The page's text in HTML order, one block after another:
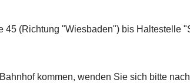
(Richtung "Wiesbaden") bis Haltestelle
kommen, wenden Sie sich bitte